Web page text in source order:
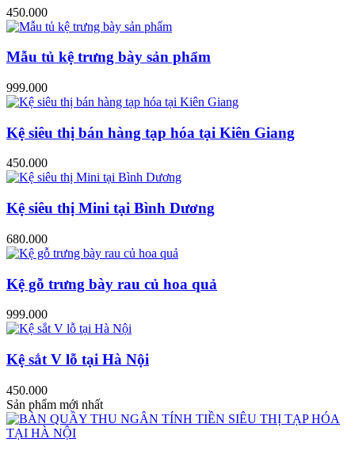
450.000
Mẫu tủ kệ trưng bày sản phẩm
999.000
Kệ siêu thị bán hàng tạp hóa tại Kiên Giang
450.000
Kệ siêu thị Mini tại Bình Dương
680.000
Kệ gỗ trưng bày rau củ hoa quả
999.000
Kệ sắt V lỗ tại Hà Nội
450.000
Sản phẩm mới nhất